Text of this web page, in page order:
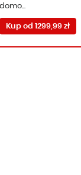
domo...
Kup od 1299,99 zł